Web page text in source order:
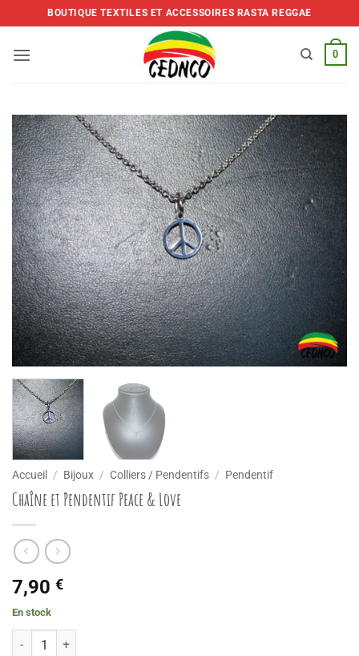
to
BOUTIQUE TEXTILES ET ACCESSOIRES RASTA REGGAE
0
Accueil / Bijoux / Colliers / Pendentifs / Pendentif
Chaîne et Pendentif Peace & Love
7,90 €
En stock